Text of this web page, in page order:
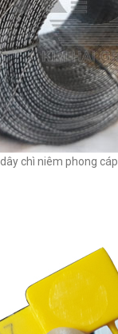
dây chì niêm phong cáp